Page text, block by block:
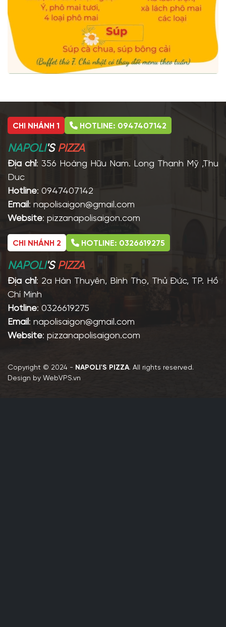
CHI NHÁNH 1 HOTLINE: 0947407142
NAPOLI'S PIZZA
Địa chỉ: 356 Hoàng Hữu Nam. Long Thạnh Mỹ ,Thu
Duc
Hotline: 0947407142
Email: napolisaigon@gmail.com
Website: pizzanapolisaigon.com
CHI NHÁNH 2 HOTLINE: 0326619275
NAPOLI'S PIZZA
Địa chỉ: 2a Hàn Thuyên, Bình Thọ, Thủ Đức, TP. Hồ
Chí Minh
Hotline: 0326619275
Email: napolisaigon@gmail.com
Website: pizzanapolisaigon.com
Copyright © 2024 - NAPOLI'S PIZZA. All rights reserved.
Design by WebVPS.vn